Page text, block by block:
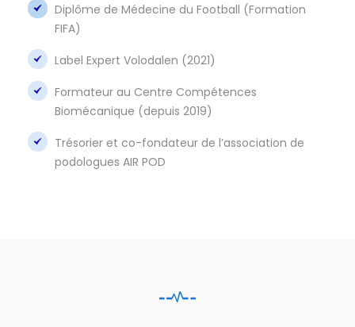
Diplôme de Médecine du Football (Formation
FIFA)
Label Expert Volodalen (2021)
Formateur au Centre Compétences
Biomécanique (depuis 2019)
Trésorier et co-fondateur de l’association de
podologues AIR POD